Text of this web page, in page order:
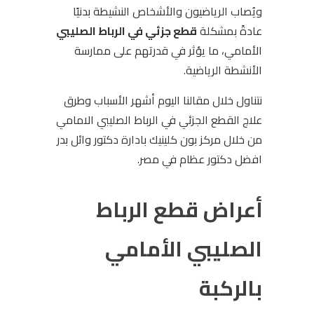
ويُصاب الرياضيون والأشخاص النشيطة بدنيًا
عادةً بمشكلةقطع جزئي في الرباط الصليبي
الأمامي، ما يؤثر في قدرتهم على ممارسة
الأنشطة الرياضية.
نتناول خلال مقالنا اليوم أشهر الأسباب وطرق
علاج القطع الجزئي في الرباط الصليبي الامامي
من خلال مركز بون كلينيك بادارة دكتور وائل بدر
افضل دكتور عظام في مصر.
أعراض قطع الرباط
الصليبي الأمامي
بالركبة